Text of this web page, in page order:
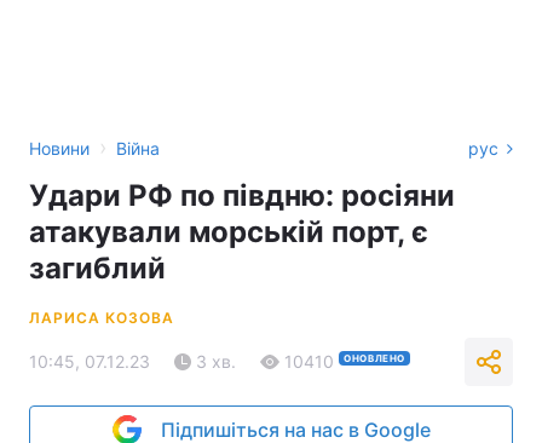
Новини › Війна рус
Удари РФ по півдню: росіяни
атакували морській порт, є
загиблий
ЛАРИСА КОЗОВА
10:45, 07.12.23 3 хв. 10410 ОНОВЛЕНО
Підпишіться на нас в Google